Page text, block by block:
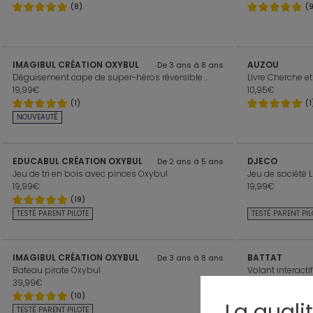
(8)
NOUVEAUTÉ
IMAGIBUL CRÉATION OXYBUL De 3 ans à 8 ans
Déguisement cape de super-héros réversible Oxybul
19,99€
(1)
AUZOU
10,95€
TESTÉ PARENT PILOTE
EDUCABUL CRÉATION OXYBUL De 2 ans à 5 ans
Jeu de tri en bois avec pinces Oxybul
19,99€
(19)
TESTÉ PARENT
DJECO
Jeu de société
19,99€
TESTÉ PARENT PILOTE
IMAGIBUL CRÉATION OXYBUL De 3 ans à 8 ans
Bateau pirate Oxybul
39,99€
(10)
BATTAT
Volant